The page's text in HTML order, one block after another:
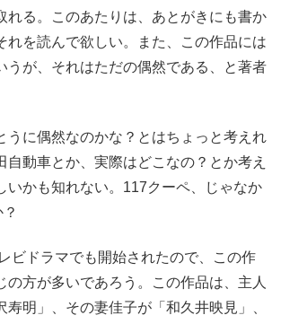
れる。このあたりは、あとがきにも書か
れを読んで欲しい。また、この作品には
うが、それはただの偶然である、と著者
うに偶然なのかな？とはちょっと考えれ
自動車とか、実際はどこなの？とか考え
いかも知れない。117クーペ、じゃなか
ビドラマでも開始されたので、この作
の方が多いであろう。この作品は、主人
寿明」、その妻佳子が「和久井映見」、